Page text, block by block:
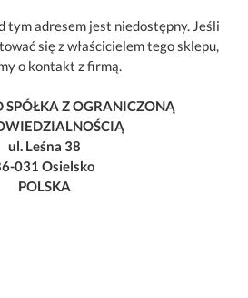
tym adresem jest niedostępny. Jeśli
się z właścicielem tego sklepu,
o kontakt z firmą.
SPÓŁKA Z OGRANICZONĄ
ul. Leśna 38
031 Osielsko
POLSKA